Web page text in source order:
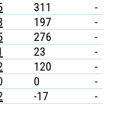
311 -
197 -
276 -
23 -
120 -
0 -
-17 -